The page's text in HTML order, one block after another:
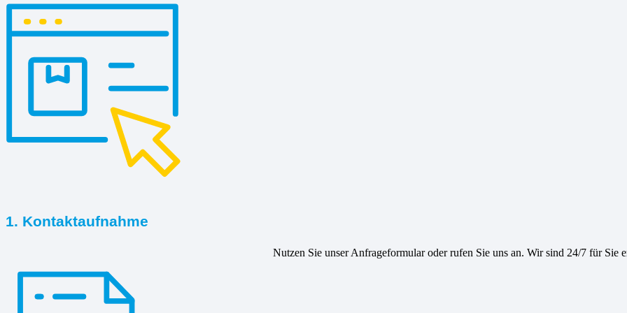
1. Kontaktaufnahme
Nutzen Sie unser Anfrageformular oder rufen Sie uns an. Wir sind 24/7 für Sie